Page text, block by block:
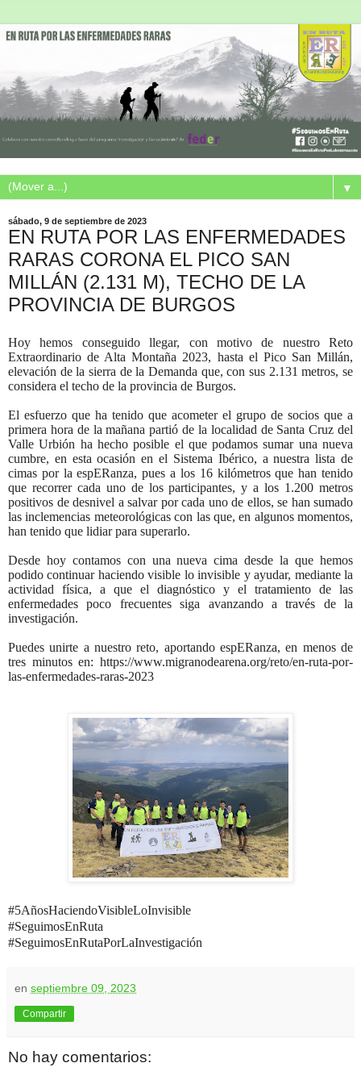
▼
sábado, 9 de septiembre de 2023
EN RUTA POR LAS ENFERMEDADES
RARAS CORONA EL PICO SAN
MILLÁN (2.131 M), TECHO DE LA
PROVINCIA DE BURGOS
Hoy hemos conseguido llegar, con motivo de nuestro Reto
Extraordinario de Alta Montaña 2023, hasta el Pico San Millán,
elevación de la sierra de la Demanda que, con sus 2.131 metros, se
considera el techo de la provincia de Burgos.
El esfuerzo que ha tenido que acometer el grupo de socios que a
primera hora de la mañana partió de la localidad de Santa Cruz del
Valle Urbión ha hecho posible el que podamos sumar una nueva
cumbre, en esta ocasión en el Sistema Ibérico, a nuestra lista de
cimas por la espERanza, pues a los 16 kilómetros que han tenido
que recorrer cada uno de los participantes, y a los 1.200 metros
positivos de desnivel a salvar por cada uno de ellos, se han sumado
las inclemencias meteorológicas con las que, en algunos momentos,
han tenido que lidiar para superarlo.
Desde hoy contamos con una nueva cima desde la que hemos
podido continuar haciendo visible lo invisible y ayudar, mediante la
actividad física, a que el diagnóstico y el tratamiento de las
enfermedades poco frecuentes siga avanzando a través de la
investigación.
Puedes unirte a nuestro reto, aportando espERanza, en menos de
tres minutos en: https://www.migranodearena.org/reto/en-ruta-por-
las-enfermedades-raras-2023
#5AñosHaciendoVisibleLoInvisible
#SeguimosEnRuta
#SeguimosEnRutaPorLaInvestigación
en septiembre 09, 2023
Compartir
No hay comentarios: